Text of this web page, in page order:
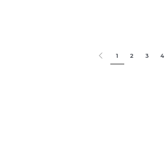
1 2 3 4